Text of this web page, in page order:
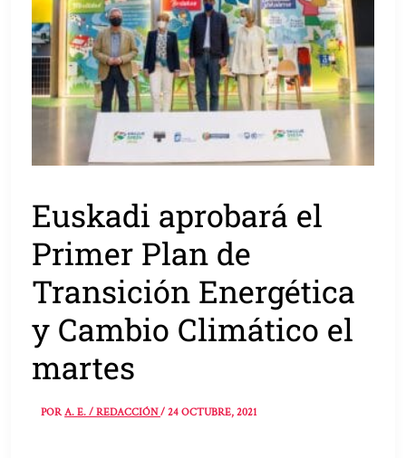
Euskadi aprobará el
Primer Plan de
Transición Energética
y Cambio Climático el
martes
PORA. E. / REDACCIÓN/24 OCTUBRE, 2021